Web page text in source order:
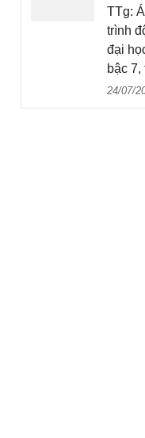
TTg:
trình
đại
bậc 7,
24/07/